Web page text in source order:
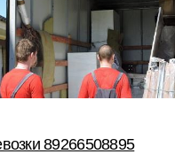
89266508895